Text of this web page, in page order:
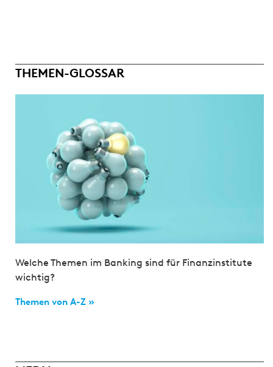
THEMEN-GLOSSAR
Welche Themen im Banking sind für Finanzinstitute
wichtig?
Themen von A-Z »